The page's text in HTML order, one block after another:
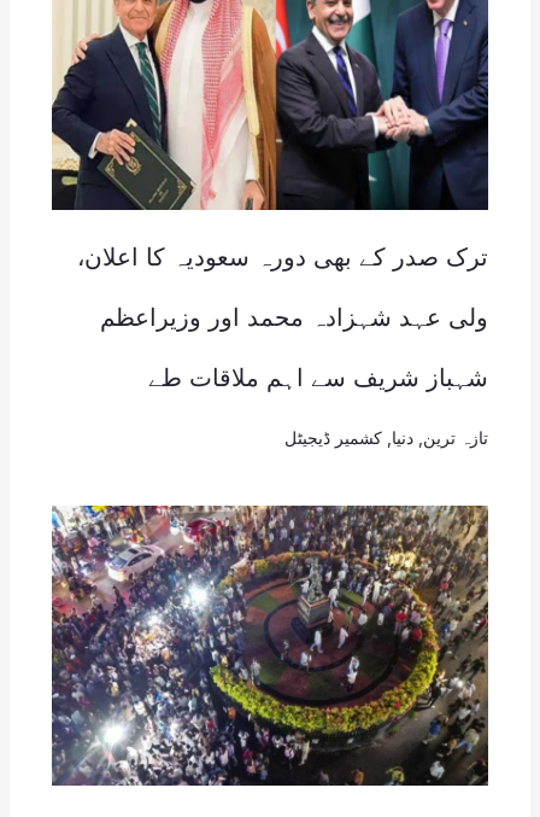
ترک صدر کے بھی دورہ سعودیہ کا اعلان،
ولی عہد شہزادہ محمد اور وزیراعظم
شہباز شریف سے اہم ملاقات طے
تازہ ترین دنیا کشمیر ڈیجیٹل